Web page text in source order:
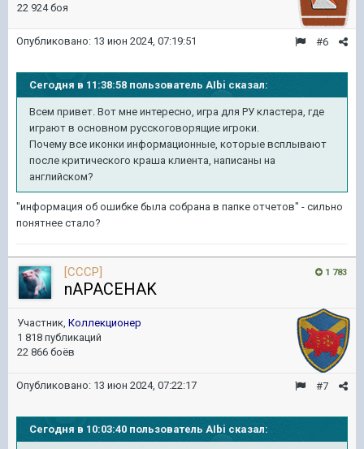
22 924 боя
#6
Опубликовано: 13 июн 2024, 07:19:51
Сегодня в 11:38:58 пользователь AIbi сказал:
Всем привет. Вот мне интересно, игра для РУ кластера, где
играют в основном русскоговорящие игроки.
Почему все иконки информационные, которые всплывают
после критического краша клиента, написаны на
английском?
"информация об ошибке была собрана в папке отчетов" - сильно
понятнее стало?
1 783
[CCCP]
nAPACEHAK
Участник, Коллекционер
1 818 публикаций
22 866 боёв
#7
Опубликовано: 13 июн 2024, 07:22:17
Сегодня в 10:03:40 пользователь AIbi сказал: